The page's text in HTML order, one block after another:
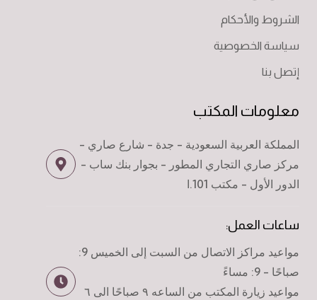
الشروط والأحكام
سياسة الخصوصية
إتصل بنا
معلومات المكتب
المملكة العربية السعودية - جدة - شارع صاري -
مركز صاري التجاري المطور - بجوار بنك ساب -
الدور الأول - مكتب 101.ا
ساعات العمل:
مواعيد مراكز الاتصال من السبت إلى الخميس 9:
صباحًا - 9: مساءً
مواعيد زيارة المكتب من الساعه ٩ صباحًا الى ٦